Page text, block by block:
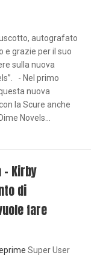
autografato
grazie per il suo
sulla nuova
- Nel primo
nuova
la Scure anche
Novels...
Kirby
di
fare
Super User